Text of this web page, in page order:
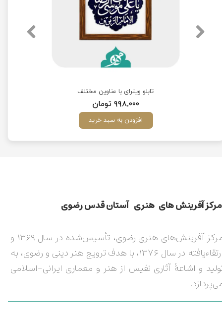
تابلو ویترای با عناوین مختلف
۹۹۸,۰۰۰ تومان
افزودن به سبد خرید
مركز آفرينش های هنری آستان قدس رضوی​​​​​​​​​​​​​​
مرکز آفرینش‌های هنری رضوی، تأسیس‌شده در سال ۱۳۶۹ و
ارتقاءیافته در سال ۱۳۷۶، با هدف ترویج هنر دینی و رضوی، به
و اشاعۀ آثاری نفیس از هنر و معماری ایرانی-اسلامی